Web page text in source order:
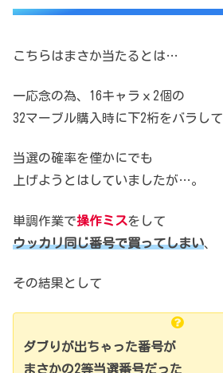
こちらはまさか当たるとは…
一応念の為、16キャラｘ2個の
32マーブル購入時に下2桁をバラして
当選の確率を僅かにでも
上げようとはしていましたが…。
単調作業で操作ミスをして
ウッカリ同じ番号で買ってしまい、
その結果として
ダブりが出ちゃった番号が
まさかの2等当選番号だった